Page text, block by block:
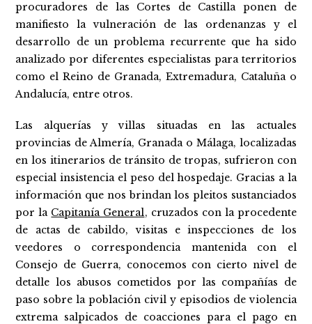
procuradores de las Cortes de Castilla ponen de
manifiesto la vulneración de las ordenanzas y el
desarrollo de un problema recurrente que ha sido
analizado por diferentes especialistas para territorios
como el Reino de Granada, Extremadura, Cataluña o
Andalucía, entre otros.
Las alquerías y villas situadas en las actuales
provincias de Almería, Granada o Málaga, localizadas
en los itinerarios de tránsito de tropas, sufrieron con
especial insistencia el peso del hospedaje. Gracias a la
información que nos brindan los pleitos sustanciados
por la Capitanía General, cruzados con la procedente
de actas de cabildo, visitas e inspecciones de los
veedores o correspondencia mantenida con el
Consejo de Guerra, conocemos con cierto nivel de
detalle los abusos cometidos por las compañías de
paso sobre la población civil y episodios de violencia
extrema salpicados de coacciones para el pago en